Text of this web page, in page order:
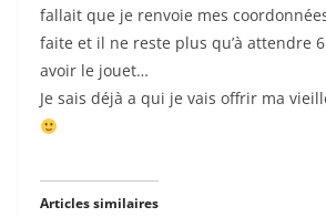
fallait que je renvoie mes
faite et il ne reste plus qu’à attendre
avoir le jouet…
Je sais déjà a qui je vais offrir ma
Articles similaires